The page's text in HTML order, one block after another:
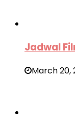
Jadwal
March 20,